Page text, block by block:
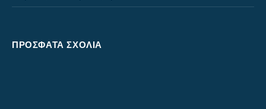
ΠΡΌΣΦΑΤΑ ΣΧΌΛΙΑ